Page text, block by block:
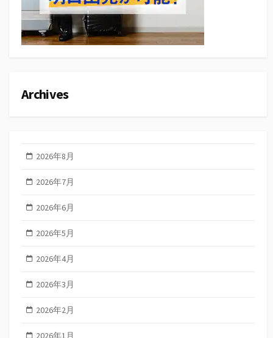
Archives
2026年8月
2026年7月
2026年6月
2026年5月
2026年4月
2026年3月
2026年2月
2026年1月